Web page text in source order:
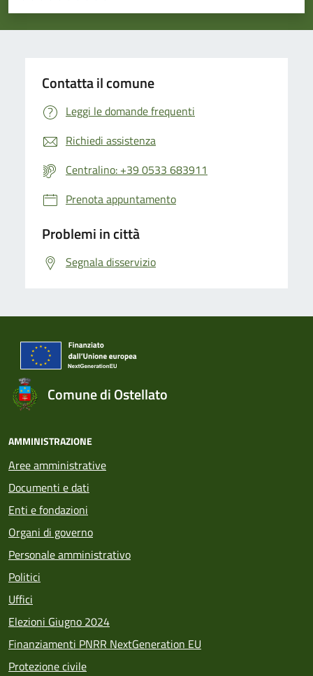
Valuta 5 stelle su 5
Valuta 4 stelle su 5
Valuta 3 stelle su 5
Valuta 2 stelle su 5
Valuta 1 stelle su 5
Contatta il comune
Leggi le domande frequenti
Richiedi assistenza
Centralino: +39 0533 683911
Prenota appuntamento
Problemi in città
Segnala disservizio
Comune di Ostellato
AMMINISTRAZIONE
Aree amministrative
Documenti e dati
Enti e fondazioni
Organi di governo
Personale amministrativo
Politici
Uffici
Elezioni Giugno 2024
Finanziamenti PNRR NextGeneration EU
Protezione civile